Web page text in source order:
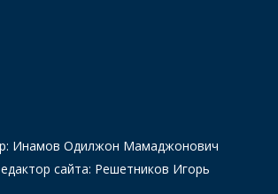
Инамов Одилжон Мамаджонович
сайта: Решетников Игорь